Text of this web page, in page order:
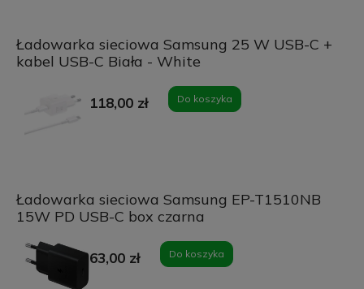
Ładowarka sieciowa Samsung 25 W USB-C +
kabel USB-C Biała - White
118,00 zł Do koszyka
Ładowarka sieciowa Samsung EP-T1510NB
15W PD USB-C box czarna
63,00 zł Do koszyka